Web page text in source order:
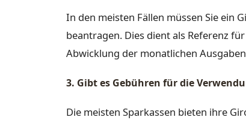
In den meisten Fällen müssen Sie ein
beantragen. Dies dient als Referenz
Abwicklung der monatlichen
3. Gibt es Gebühren für die
Die meisten Sparkassen bieten ihre